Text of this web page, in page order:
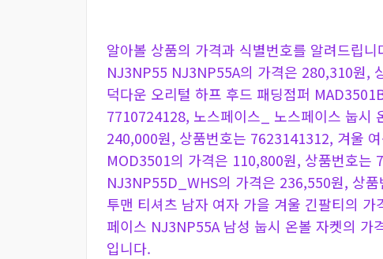
알아볼 상품의 가격과 식별번호를 알려드립
NJ3NP55 NJ3NP55A의 가격은 280,310원,
덕다운 오리털 하프 후드 패딩점퍼
7710724128, 노스페이스_ 노스페이스 눕시
240,000원, 상품번호는 7623141312, 겨울
MOD3501의 가격은 110,800원, 상품번호는
NJ3NP55D_WHS의 가격은 236,550원, 상
투맨 티셔츠 남자 여자 가을 겨울 긴팔티의
페이스 NJ3NP55A 남성 눕시 온볼 자켓의
입니다.